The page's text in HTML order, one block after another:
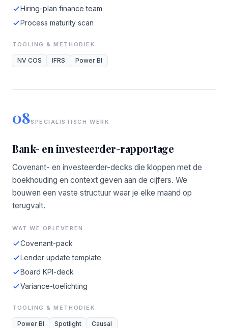
Hiring-plan finance team
Process maturity scan
TOOLING & METHODIEK
NV COS IFRS Power BI
08SPECIALISTISCH WERK
Bank- en investeerder-rapportage
Covenant- en investeerder-decks die kloppen met de
boekhouding en context geven aan de cijfers. We
bouwen een vaste structuur waar je elke maand op
terugvalt.
WAT WE OPLEVEREN
Covenant-pack
Lender update template
Board KPI-deck
Variance-toelichting
TOOLING & METHODIEK
Power BI Spotlight Causal